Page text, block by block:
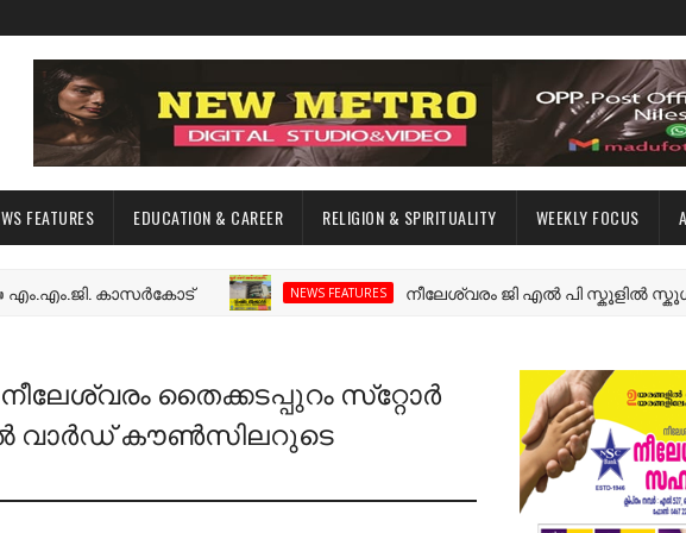
FEATURES EDUCATION & CAREER RELIGION & SPIRITUALITY WEEKLY FOCUS
കാസർകോട് NEWS FEATURES നീലേശ്വരം ജി എൽ പി സ്കൂളിൽ സ്കൂൾ ബസ്
തൈക്കടപ്പുറം സ്‌റ്റോർ
വാർഡ് കൗൺസിലറുടെ